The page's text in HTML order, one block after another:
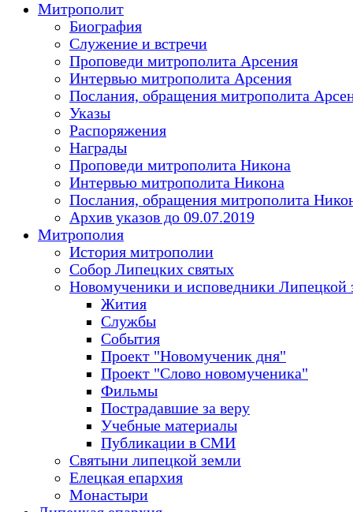
Митрополит
Биография
Служение и встречи
Проповеди митрополита Арсения
Интервью митрополита Арсения
Послания, обращения митрополита
Указы
Распоряжения
Награды
Проповеди митрополита Никона
Интервью митрополита Никона
Послания, обращения митрополита
Архив указов до 09.07.2019
Митрополия
История митрополии
Собор Липецких святых
Новомученики и исповедники Липецкой
Жития
Службы
События
Проект "Новомученик дня"
Проект "Слово новомученика"
Фильмы
Пострадавшие за веру
Учебные материалы
Публикации в СМИ
Святыни липецкой земли
Елецкая епархия
Монастыри